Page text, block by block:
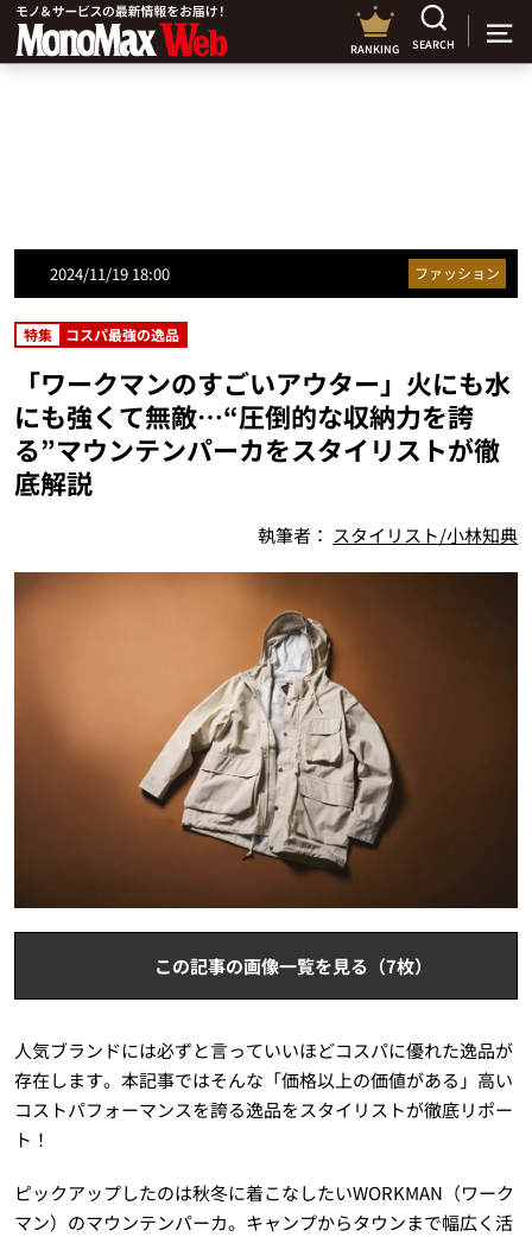
RANKING SEARCH
2024/11/19 18:00 ファッション
特集 コスパ最強の逸品
「ワークマンのすごいアウター」火にも水
にも強くて無敵…“圧倒的な収納力を誇
る”マウンテンパーカをスタイリストが徹
底解説
執筆者： スタイリスト/小林知典
この記事の画像一覧を見る（7枚）
人気ブランドには必ずと言っていいほどコスパに優れた逸品が
存在します。本記事ではそんな「価格以上の価値がある」高い
コストパフォーマンスを誇る逸品をスタイリストが徹底リポー
ト！
ピックアップしたのは秋冬に着こなしたいWORKMAN（ワーク
マン）のマウンテンパーカ。キャンプからタウンまで幅広く活